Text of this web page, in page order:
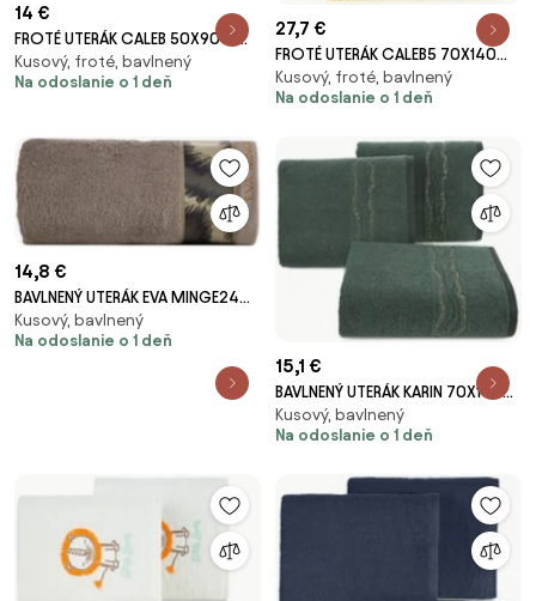
14 €
FROTÉ UTERÁK CALEB 50X90 CM
MEDOVÁ
Kusový, froté, bavlnený
Na odoslanie o 1 deň
27,7 €
FROTÉ UTERÁK CALEB5 70X140
CM HORČICOVÁ
Kusový, froté, bavlnený
Na odoslanie o 1 deň
14,8 €
BAVLNENÝ UTERÁK EVA MINGE24
50X90 CM TMAVOBÉŽOVÁ
Kusový, bavlnený
Na odoslanie o 1 deň
15,1 €
BAVLNENÝ UTERÁK KARIN 70X140
CM TMAVOZELENÁ
Kusový, bavlnený
Na odoslanie o 1 deň